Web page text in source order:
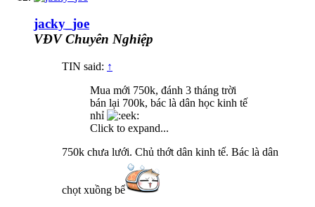
jacky_joe
VĐV Chuyên Nghiệp
TIN said: ↑
Mua mới 750k, đánh 3 tháng trời
bán lại 700k, bác là dân học kinh tế
nhỉ
Click to expand...
750k chưa lưới. Chủ thớt dân kinh tế. Bác là dân
chọt xuồng bể